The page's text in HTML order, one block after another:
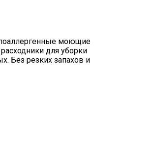
моющие
для уборки
Без резких запахов и